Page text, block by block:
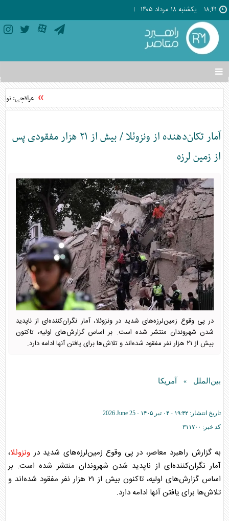
۱۸:۴۱ يکشنبه ۱۸ مرداد ۱۴۰۵
تغییر
وضعیت
منوی
ها
عراقچی: توافق با عمان
آمار تکان‌دهنده از ونزوئلا / بیش از ۲۱ هزار مفقودی پس
از زمین لرزه
در پی وقوع زمین‌لرزه‌های شدید در ونزوئلا، آمار نگران‌کننده‌ای از ناپدید
شدن شهروندان منتشر شده است. بر اساس گزارش‌های اولیه، تاکنون
بیش از ۲۱ هزار نفر مفقود شده‌اند و تلاش‌ها برای یافتن آنها ادامه دارد.
بین‌الملل » آمریکا
تاریخ انتشار: ۱۹:۳۲ - ۰۴ تير ۱۴۰۵ -
2026 June 25
کد خبر: ۳۱۱۷۰۰
به گزارش راهبرد معاصر، در پی وقوع زمین‌لرزه‌های شدید در ونزوئلا،
آمار نگران‌کننده‌ای از ناپدید شدن شهروندان منتشر شده است. بر
اساس گزارش‌های اولیه، تاکنون بیش از ۲۱ هزار نفر مفقود شده‌اند و
تلاش‌ها برای یافتن آنها ادامه دارد.